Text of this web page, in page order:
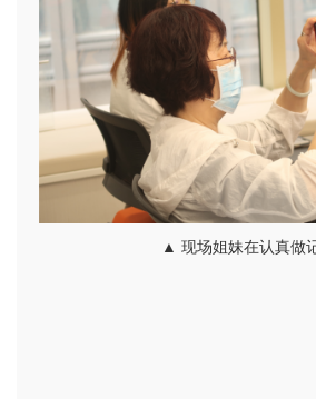
▲ 现场姐妹在认真做